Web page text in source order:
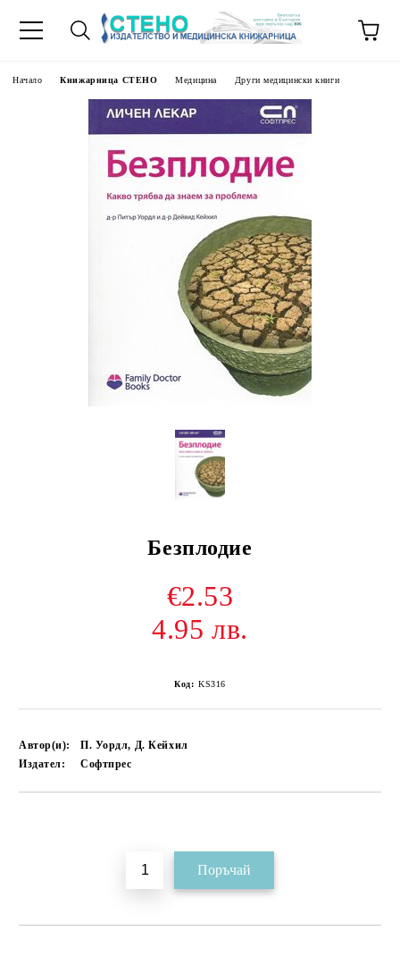
Начало Книжарница СТЕНО Медицина Други медицински книги
Безплодие
€2.53
4.95 лв.
Код: KS316
Автор(и):
П. Уордл, Д. Кейхил
Издател:
Софтпрес